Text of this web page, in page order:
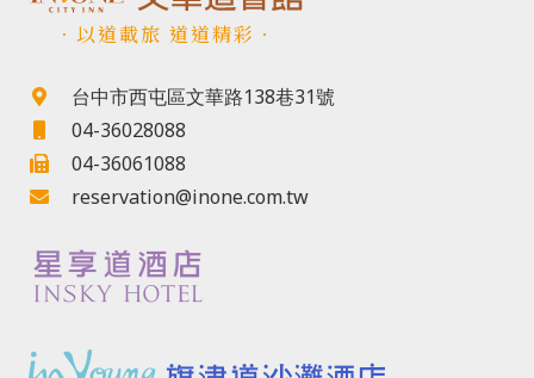
．以道載旅 道道精彩．
台中市西屯區文華路138巷31號
04-36028088
04-36061088
reservation@inone.com.tw